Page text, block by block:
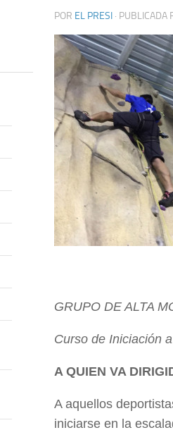
POR EL PRESI · PUBLICADA
GRUPO DE ALTA
Curso de Iniciación
A QUIEN VA
A aquellos
iniciarse en la